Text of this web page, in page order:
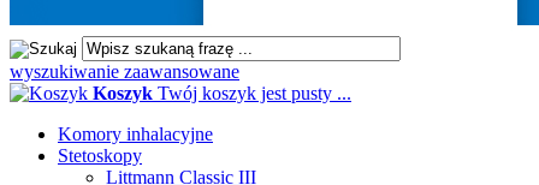
wyszukiwanie zaawansowane
Koszyk Twój koszyk jest pusty ...
Komory inhalacyjne
Stetoskopy
Littmann Classic III